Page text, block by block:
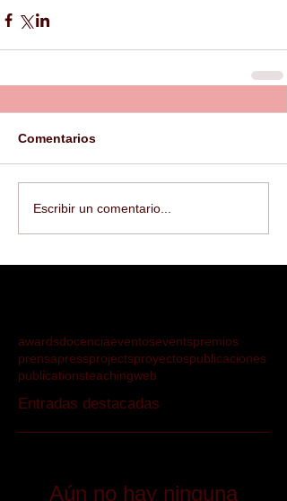
Comentarios
Escribir un comentario...
awardsdocenciaeventoseventspremios
prensapressprojectsproyectospublicaciones
publicationsteachingweb
Entradas destacadas
Aún no hay ninguna